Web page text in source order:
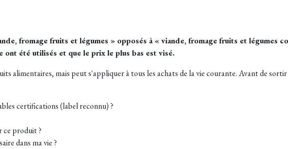
fromage fruits et légumes » opposés à « viande, fromage fruits et légumes
ont été utilisés et que le prix le plus bas est visé.
alimentaires, mais peut s'appliquer à tous les achats de la vie courante. Avant de
certifications (label reconnu) ?
ce produit ?
dans ma vie ?